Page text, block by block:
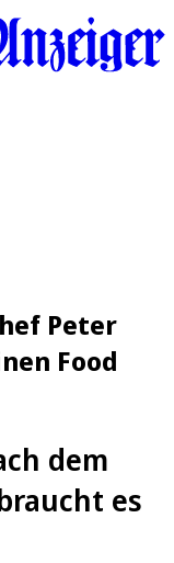
Peter
Food
dem
es